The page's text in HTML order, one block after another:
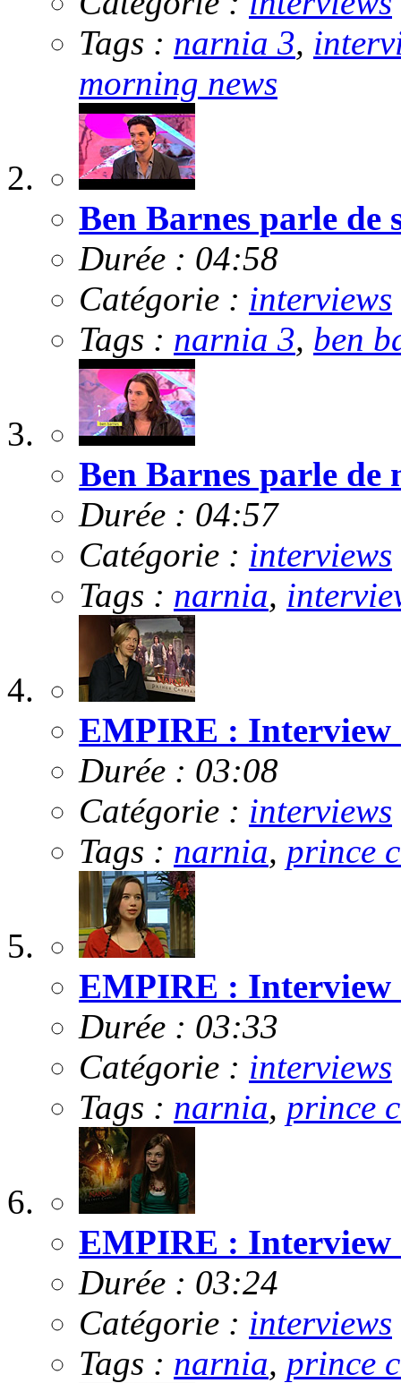
Tags : narnia 3,
morning news
Ben Barnes parle de
Durée : 04:58
Catégorie : interviews
Tags : narnia 3, ben
Ben Barnes parle de
Durée : 04:57
Catégorie : interviews
Tags : narnia,
EMPIRE : Interview
Durée : 03:08
Catégorie : interviews
Tags : narnia, prince
EMPIRE : Interview
Durée : 03:33
Catégorie : interviews
Tags : narnia, prince
EMPIRE : Interview
Durée : 03:24
Catégorie : interviews
Tags : narnia, prince